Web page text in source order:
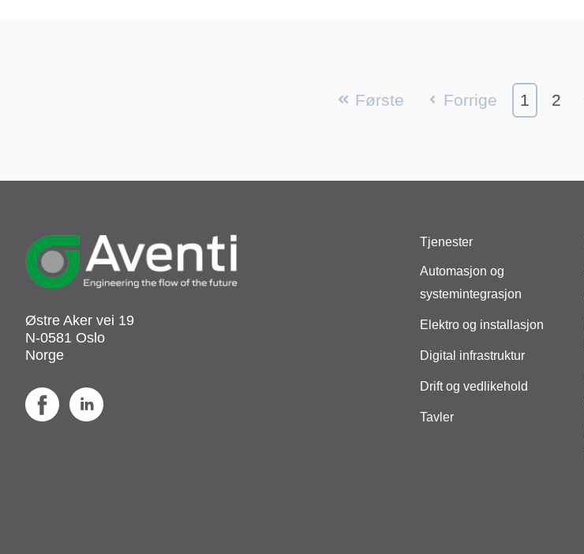
Første Forrige 1 2
Østre Aker vei 19
N-0581 Oslo
Norge
Tjenester
Automasjon og
systemintegrasjon
Elektro og installasjon
Digital infrastruktur
Drift og vedlikehold
Tavler